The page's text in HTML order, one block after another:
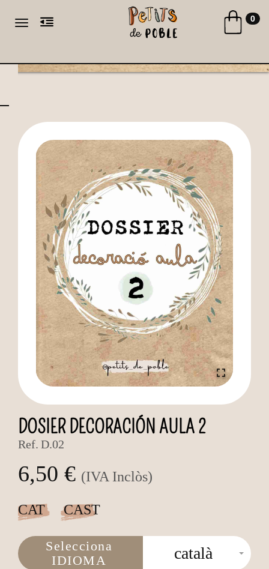
Toggle navigation
Toggle 0
DOSIER DECORACIÓN AULA 2
CAT CAST
Ref. D.02
6,50 € (IVA Inclòs)
Selecciona
IDIOMA
català